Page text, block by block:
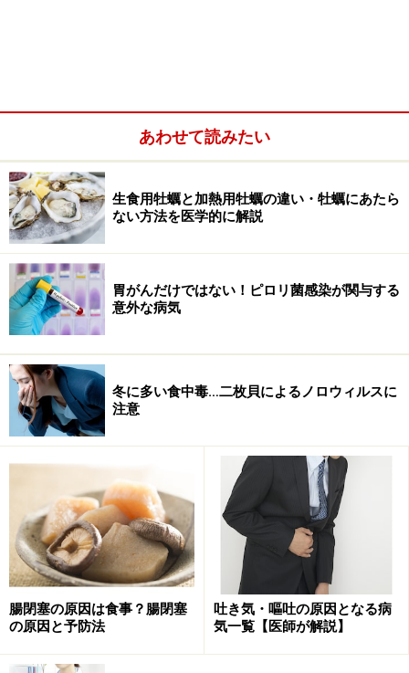
これに対して、東海大学医学部・高木敦司教授の研究グ
ループは、一次除菌に乳酸菌Lactobacillus gasseri
OLL2716（ガセリ菌LG21）を含むヨーグルトを併用する
ことでクラリスロマイシン耐性ピロリ菌の
的に向上するとの研究成果を、2009年6月世界で最も権
威ある米国消化器学病週間（DDW）で発表し、優秀研究
として表彰されました。
研究結果では、抗菌薬による一次除菌治療のみと、一次
除菌とLG21乳酸菌ヨーグルトの併用療法をピロリ菌患者
229人を2つのグループに分けて実地したところ、抗菌薬
のみでは69.3%の除菌率であったのに対して、併用療法
では82.6%まで上昇を認めたということです。
この研究では、LG21乳酸菌入りヨーグルト112gを1日2
個、4週間（除菌前の3週間＋除菌中の1週間）摂取して
います。除菌率を上げるには、1ヵ月前辺りから摂取す
あわせて読みたい
生食用牡蠣と加熱用牡蠣の違い・牡蠣にあたら
ない方法を医学的に解説
胃がんだけではない！ピロリ菌感染が関与する
意外な病気
冬に多い食中毒…二枚貝によるノロウィルスに
注意
腸閉塞の原因は食事？腸閉塞
の原因と予防法
吐き気・嘔吐の原因となる病
気一覧【医師が解説】